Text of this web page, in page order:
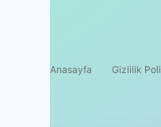
Anasayfa Gizlilik